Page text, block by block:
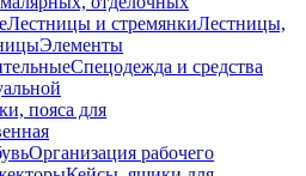
Лестницы и стремянкиЛестницы,
Элементы
Спецодежда и средства
пояса для
Организация рабочего